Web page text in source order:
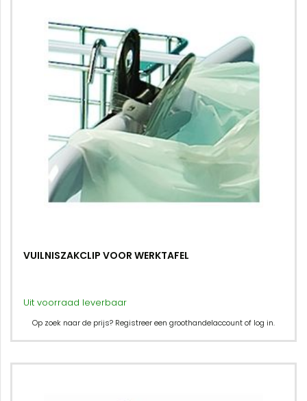
VUILNISZAKCLIP VOOR WERKTAFEL
Uit voorraad leverbaar
Op zoek naar de prijs? Registreer een groothandelaccount of log in.